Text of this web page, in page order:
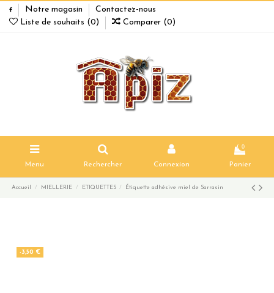
Notre magasin
Contactez-nous
Liste de souhaits (0) Comparer (0)
Menu Rechercher Connexion
0
Panier
Accueil MIELLERIE ETIQUETTES Étiquette adhésive miel de Sarrasin
-3,50 €